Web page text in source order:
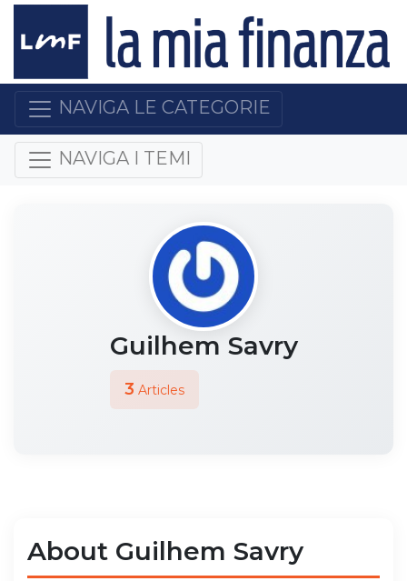
NAVIGA LE CATEGORIE
NAVIGA I TEMI
Guilhem Savry
3 Articles
About Guilhem Savry